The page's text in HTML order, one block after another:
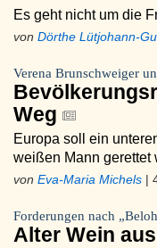
Es geht nicht um die
von Dörthe Lütjohann-
Verena Brunschweiger
Weg
Europa soll ein
weißen Mann gerettet
von Eva-Maria Michels |
Forderungen nach
Alter Wein